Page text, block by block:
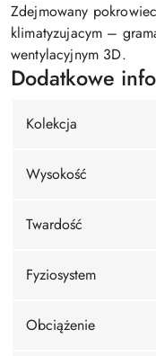
Zdejmowany
klimatyzujacym –
wentylacyjnym 3D.
Dodatkowe
Kolekcja
Wysokość
Twardość
Fyziosystem
Obciążenie